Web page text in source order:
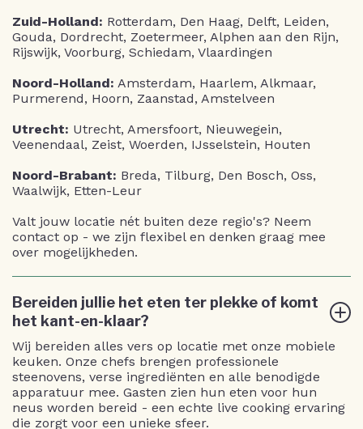
Zuid-Holland: Rotterdam, Den Haag, Delft, Leiden,
Gouda, Dordrecht, Zoetermeer, Alphen aan den Rijn,
Rijswijk, Voorburg, Schiedam, Vlaardingen
Noord-Holland: Amsterdam, Haarlem, Alkmaar,
Purmerend, Hoorn, Zaanstad, Amstelveen
Utrecht: Utrecht, Amersfoort, Nieuwegein,
Veenendaal, Zeist, Woerden, IJsselstein, Houten
Noord-Brabant: Breda, Tilburg, Den Bosch, Oss,
Waalwijk, Etten-Leur
Valt jouw locatie nét buiten deze regio's? Neem
contact op - we zijn flexibel en denken graag mee
over mogelijkheden.
Bereiden jullie het eten ter plekke of komt
het kant-en-klaar?
Wij bereiden alles vers op locatie met onze mobiele
keuken. Onze chefs brengen professionele
steenovens, verse ingrediënten en alle benodigde
apparatuur mee. Gasten zien hun eten voor hun
neus worden bereid - een echte live cooking ervaring
die zorgt voor een unieke sfeer.